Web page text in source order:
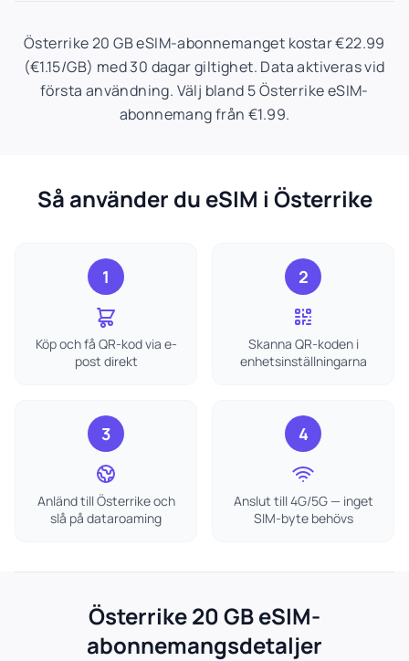
Österrike 20 GB eSIM-abonnemanget kostar €22.99
(€1.15/GB) med 30 dagar giltighet. Data aktiveras vid
första användning. Välj bland 5 Österrike eSIM-
abonnemang från €1.99.
Så använder du eSIM i Österrike
1
Köp och få QR-kod via e-
post direkt
2
Skanna QR-koden i
enhetsinställningarna
3
Anländ till Österrike och
slå på dataroaming
4
Anslut till 4G/5G — inget
SIM-byte behövs
Österrike 20 GB eSIM-
abonnemangsdetaljer